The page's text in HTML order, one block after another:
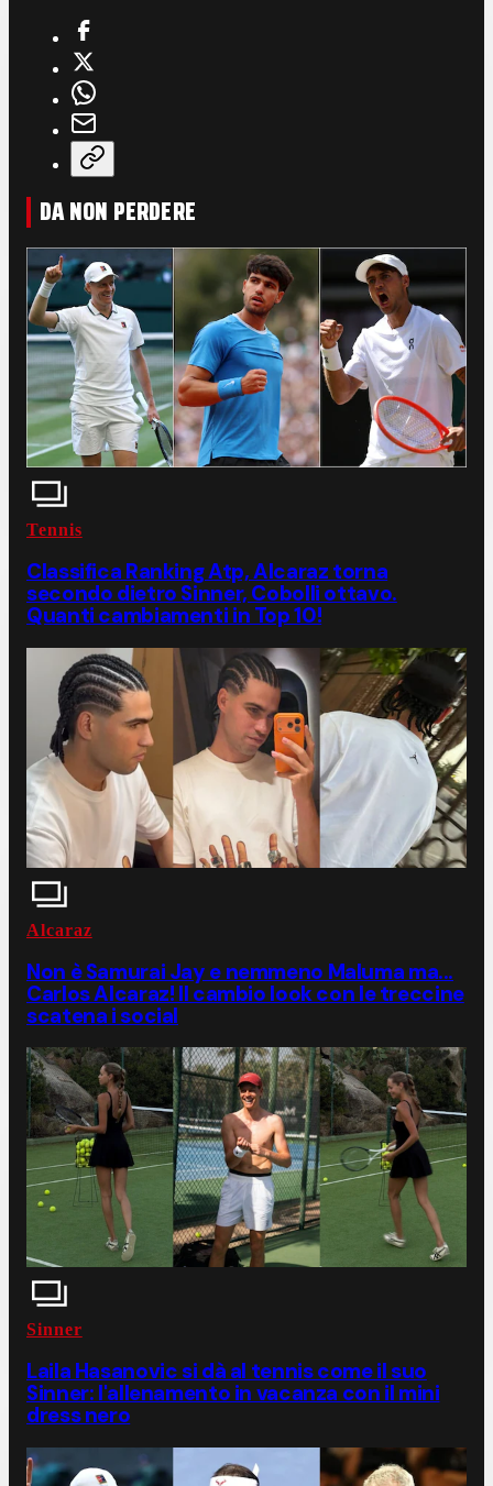
DA NON PERDERE
Tennis
Classifica Ranking Atp, Alcaraz torna
secondo dietro Sinner, Cobolli ottavo.
Quanti cambiamenti in Top 10!
Alcaraz
Non è Samurai Jay e nemmeno Maluma ma...
Carlos Alcaraz! Il cambio look con le treccine
scatena i social
Sinner
Laila Hasanovic si dà al tennis come il suo
Sinner: l'allenamento in vacanza con il mini
dress nero